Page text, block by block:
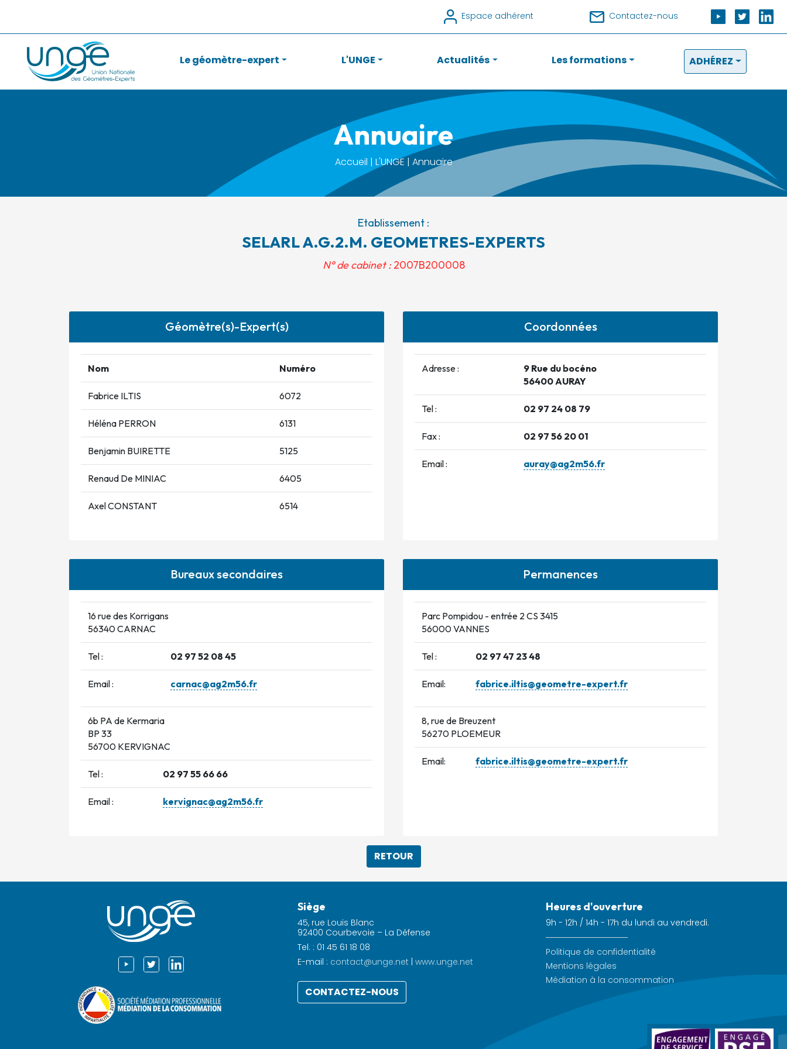
Espace adhérent Contactez-nous
Le géomètre-expert L'UNGE Actualités Les formations ADHÉREZ
Annuaire
Accueil | L'UNGE | Annuaire
Etablissement :
SELARL A.G.2.M. GEOMETRES-EXPERTS
N° de cabinet :2007B200008
Géomètre(s)-Expert(s)
Nom Numéro
Fabrice ILTIS 6072
Héléna PERRON 6131
Benjamin BUIRETTE 5125
Renaud De MINIAC 6405
Axel CONSTANT 6514
Coordonnées
Adresse :
9 Rue du bocéno
56400 AURAY
Tel : 02 97 24 08 79
Fax : 02 97 56 20 01
Email : auray@ag2m56.fr
Bureaux secondaires
16 rue des Korrigans
56340 CARNAC
Tel : 02 97 52 08 45
Email : carnac@ag2m56.fr
6b PA de Kermaria
BP 33
56700 KERVIGNAC
Tel : 02 97 55 66 66
Email : kervignac@ag2m56.fr
Permanences
Parc Pompidou - entrée 2 CS 3415
56000 VANNES
Tel : 02 97 47 23 48
Email: fabrice.iltis@geometre-expert.fr
8, rue de Breuzent
56270 PLOEMEUR
Email: fabrice.iltis@geometre-expert.fr
RETOUR
Siège
45, rue Louis Blanc
92400 Courbevoie – La Défense
Tel. : 01 45 61 18 08
E-mail : contact@unge.net | www.unge.net
CONTACTEZ-NOUS
Heures d'ouverture
9h - 12h / 14h - 17h du lundi au vendredi.
Politique de confidentialité
Mentions légales
Médiation à la consommation